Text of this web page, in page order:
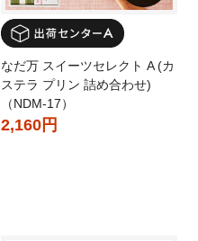
なだ万 スイーツセレクト A (カ
ステラ プリン 詰め合わせ)
（NDM-17）
2,160円